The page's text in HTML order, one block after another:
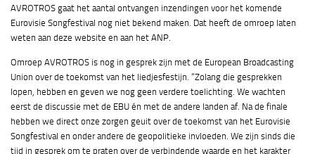
AVROTROS gaat het aantal ontvangen inzendingen voor het komende
Eurovisie Songfestival nog niet bekend maken. Dat heeft de omroep laten
weten aan deze website en aan het ANP.
Omroep AVROTROS is nog in gesprek zijn met de European Broadcasting
Union over de toekomst van het liedjesfestijn. “Zolang die gesprekken
lopen, hebben en geven we nog geen verdere toelichting. We wachten
eerst de discussie met de EBU én met de andere landen af. Na de finale
hebben we direct onze zorgen geuit over de toekomst van het Eurovisie
Songfestival en onder andere de geopolitieke invloeden. We zijn sinds die
tijd in gesprek om te praten over de verbindende waarde en het karakter